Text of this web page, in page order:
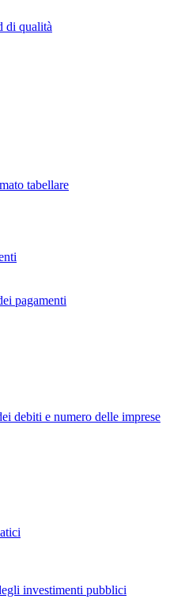
di qualità
tabellare
pagamenti
debiti e numero delle imprese
investimenti pubblici